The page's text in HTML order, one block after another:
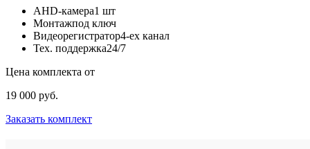
AHD-камера1 шт
Монтажпод ключ
Видеорегистратор4-ех канал
Тех. поддержка24/7
Цена комплекта от
19 000 руб.
Заказать комплект